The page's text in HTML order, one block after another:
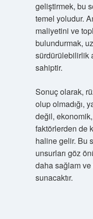
geliştirmek, bu
temel yoludur.
maliyetini ve
bulundurmak,
sürdürülebilirlik
sahiptir.
Sonuç olarak,
olup olmadığı,
değil,
faktörlerden de
haline gelir. Bu
unsurları göz
daha sağlam
sunacaktır.